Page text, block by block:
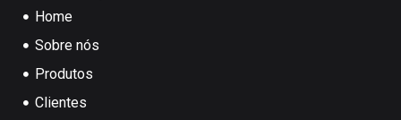
Home
Sobre nós
Produtos
Clientes